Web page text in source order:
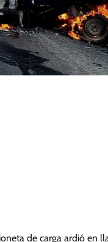
de carga ardió en